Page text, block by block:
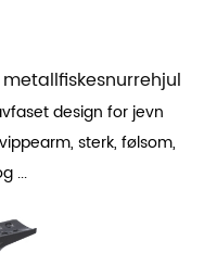
design for jevn
sterk, følsom,
...